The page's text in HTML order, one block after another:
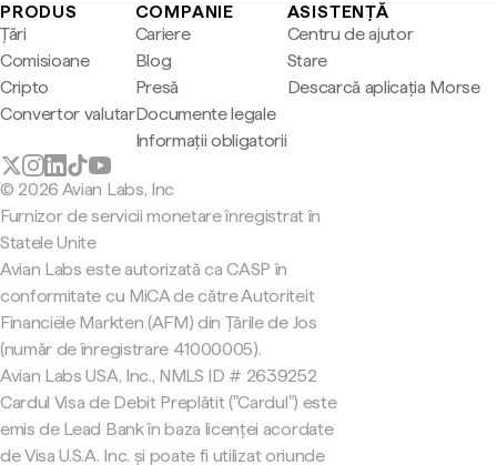
PRODUS
Țări
Comisioane
Cripto
Convertor valutar
COMPANIE
Cariere
Blog
Presă
Documente legale
Informații obligatorii
ASISTENȚĂ
Centru de ajutor
Stare
Descarcă aplicația Morse
© 2026 Avian Labs, Inc
Furnizor de servicii monetare înregistrat în
Statele Unite
Avian Labs este autorizată ca CASP în
conformitate cu MiCA de către Autoriteit
Financiële Markten (AFM) din Țările de Jos
(număr de înregistrare 41000005).
Avian Labs USA, Inc., NMLS ID # 2639252
Cardul Visa de Debit Preplătit ("Cardul") este
emis de Lead Bank în baza licenței acordate
de Visa U.S.A. Inc. și poate fi utilizat oriunde